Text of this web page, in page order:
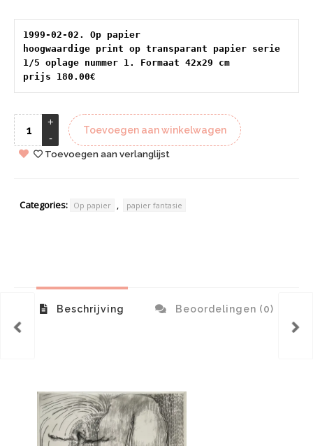
1999-02-02. Op papier
hoogwaardige print op transparant papier serie
1/5 oplage nummer 1. Formaat 42x29 cm
prijs 180.00€
Toevoegen aan winkelwagen
Toevoegen aan verlanglijst
Categories: Op papier , papier fantasie
Beschrijving Beoordelingen (0)